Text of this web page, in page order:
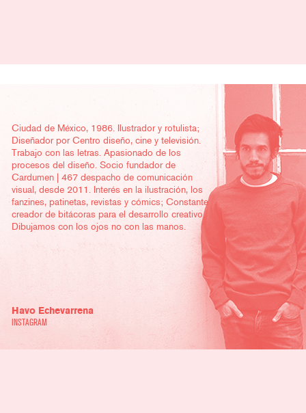
Ciudad de México, 1986. Ilustrador y rotulista;
Diseñador por Centro diseño, cine y televisión.
Trabajo con las letras. Apasionado de los
procesos del diseño. Socio fundador de
Cardumen | 467 despacho de comunicación
visual, desde 2011. Interés en la ilustración, los
fanzines, patinetas, revistas y cómics; Constante
creador de bitácoras para el desarrollo creativo.
Dibujamos con los ojos no con las manos.
Havo Echevarrena
INSTAGRAM